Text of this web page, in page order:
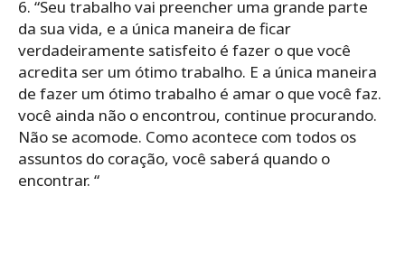
6. “Seu trabalho vai preencher uma grande parte
da sua vida, e a única maneira de ficar
verdadeiramente satisfeito é fazer o que você
acredita ser um ótimo trabalho. E a única maneira
de fazer um ótimo trabalho é amar o que você faz.
você ainda não o encontrou, continue procurando.
Não se acomode. Como acontece com todos os
assuntos do coração, você saberá quando o
encontrar. “